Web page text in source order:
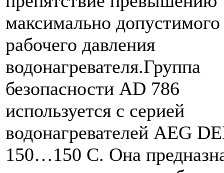
максимально допустимого
рабочего давления
водонагревателя.Группа
безопасности AD 786
используется с серией
водонагревателей AEG
150…150 С. Она